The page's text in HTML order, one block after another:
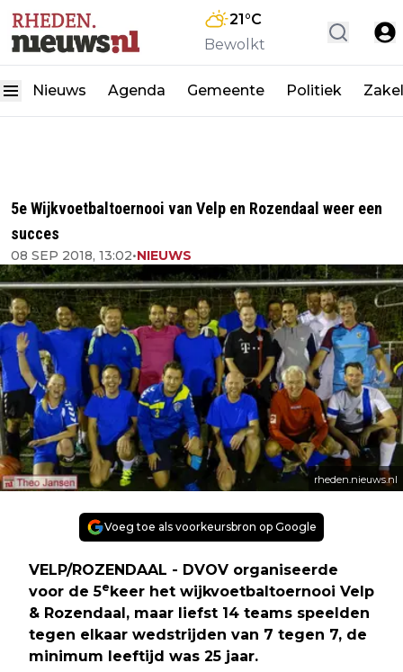
21°C
Bewolkt
Nieuws Agenda Gemeente Politiek
5e Wijkvoetbaltoernooi van Velp en Rozendaal weer een
succes
08 SEP 2018, 13:02•NIEUWS
rheden.nieuws.nl
Voeg toe als voorkeursbron op Google
VELP/ROZENDAAL - DVOV organiseerde
voor de 5ekeer het wijkvoetbaltoernooi Velp
& Rozendaal, maar liefst 14 teams speelden
tegen elkaar wedstrijden van 7 tegen 7, de
minimum leeftijd was 25 jaar.